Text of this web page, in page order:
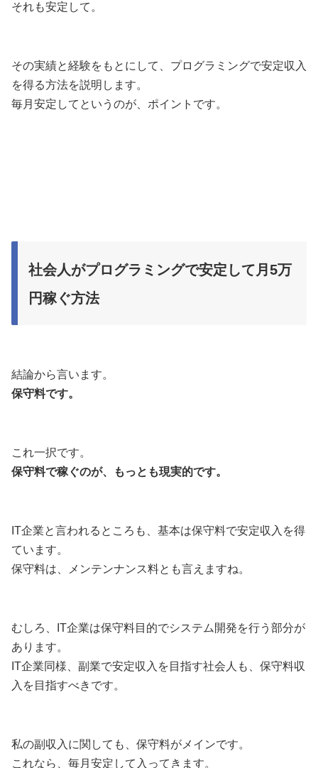
それも安定して。
その実績と経験をもとにして、プログラミングで安定収入
を得る方法を説明します。
毎月安定してというのが、ポイントです。
社会人がプログラミングで安定して月5万
円稼ぐ方法
結論から言います。
保守料です。
これ一択です。
保守料で稼ぐのが、もっとも現実的です。
IT企業と言われるところも、基本は保守料で安定収入を得
ています。
保守料は、メンテンナンス料とも言えますね。
むしろ、IT企業は保守料目的でシステム開発を行う部分が
あります。
IT企業同様、副業で安定収入を目指す社会人も、保守料収
入を目指すべきです。
私の副収入に関しても、保守料がメインです。
これなら、毎月安定して入ってきます。